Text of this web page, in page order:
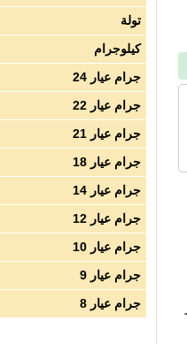
تولة
كيلوجرام
جرام عيار 24
جرام عيار 22
جرام عيار 21
جرام عيار 18
جرام عيار 14
جرام عيار 12
جرام عيار 10
جرام عيار 9
جرام عيار 8